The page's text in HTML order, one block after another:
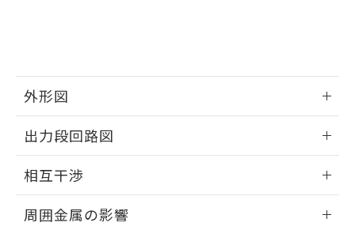
外形図
外形図
出力段回路図
出力段回路図
相互干渉
周囲金属の影響
※当社の共同利用者とは、"個人情報
の共同利用に関して"
用者の範囲」に記載されている法人を
とができます。
EU RoHS指令（10物質）の非含有証明書
51物質の非含有証明書（当社基準）
※本証明書は発行日時点で非含有を証明す
ものではありません。
また、RoHS指令のフタル酸エステル類４
物質の対応では、対応完了までの期間は出